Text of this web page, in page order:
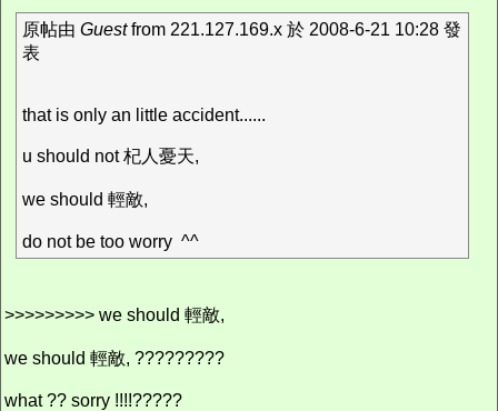
原帖由 Guestfrom 221.127.169.x 於 2008-6-21 10:28 發
表
that is only an little accident......
u should not 杞人憂天,
we should 輕敵,
do not be too worry ^^
>>>>>>>>> we should 輕敵,
we should 輕敵, ?????????
what ?? sorry !!!!?????